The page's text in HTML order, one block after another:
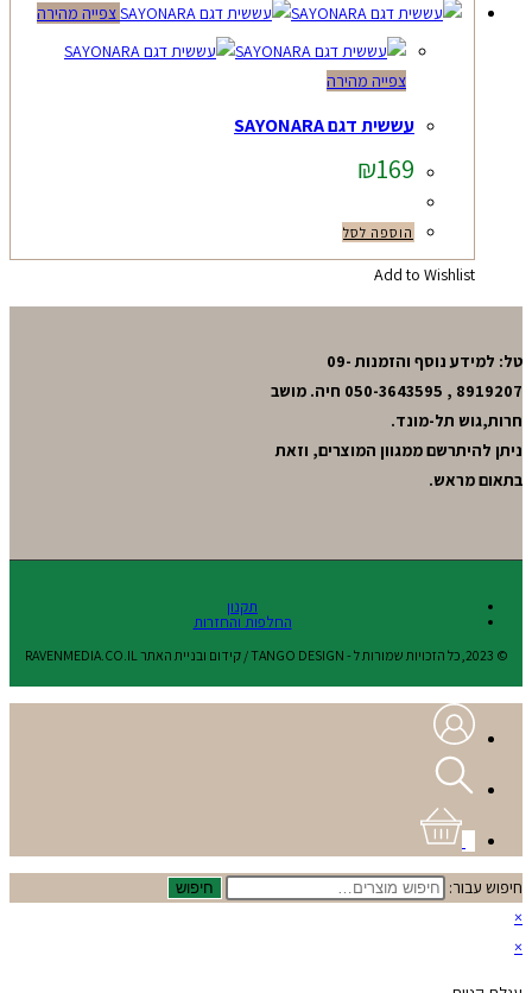
צפייה מהירה
צפייה מהירה
עששית דגם SAYONARA
₪169
הוספה לסל
Add to Wishlist
טל: למידע נוסף והזמנות 09-
8919207 , 050-3643595 חיה. מושב
חרות,גוש תל-מונד.
ניתן להיתרשם ממגוון המוצרים, וזאת
בתאום מראש.
תקנון
החלפות והחזרות
© 2023,כל הזכויות שמורות ל - TANGO DESIGN / קידום ובניית האתר RAVENMEDIA.CO.IL
חיפוש עבור: חיפוש
×
×